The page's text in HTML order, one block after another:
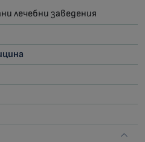
лечебни заведения